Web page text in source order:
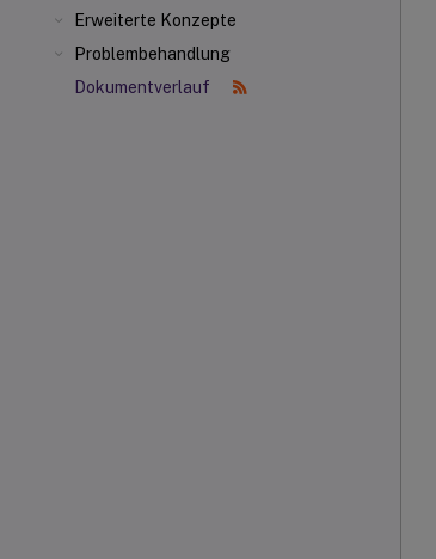
Erweiterte Konzepte
Problembehandlung
Dokumentverlauf